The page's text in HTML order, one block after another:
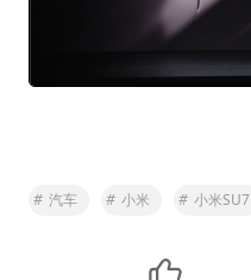
# 汽车 # 小米 # 小米SU7